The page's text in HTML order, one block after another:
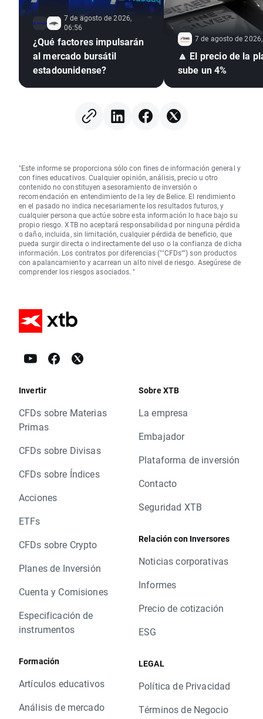
7 de agosto de 2026,
06:56
¿Qué factores impulsarán
al mercado bursátil
estadounidense?
7 de agosto de
🔼 El precio de la
sube un 4%
"Este informe se proporciona sólo con fines de información general y
con fines educativos. Cualquier opinión, análisis, precio u otro
contenido no constituyen asesoramiento de inversión o
recomendación en entendimiento de la ley de Belice. El rendimiento
en el pasado no indica necesariamente los resultados futuros, y
cualquier persona que actúe sobre esta información lo hace bajo su
propio riesgo. XTB no aceptará responsabilidad por ninguna pérdida
o daño, incluida, sin limitación, cualquier pérdida de beneficio, que
pueda surgir directa o indirectamente del uso o la confianza de dicha
información. Los contratos por diferencias (""CFDs"") son productos
con apalancamiento y acarrean un alto nivel de riesgo. Asegúrese de
comprender los riesgos asociados. "
Invertir
CFDs sobre Materias
Primas
CFDs sobre Divisas
CFDs sobre Índices
Acciones
ETFs
CFDs sobre Crypto
Planes de Inversión
Cuenta y Comisiones
Especificación de
instrumentos
Formación
Artículos educativos
Análisis de mercado
Sobre XTB
La empresa
Embajador
Plataforma de inversión
Contacto
Seguridad XTB
Relación con Inversores
Noticias corporativas
Informes
Precio de cotización
ESG
LEGAL
Política de Privacidad
Términos de Negocio